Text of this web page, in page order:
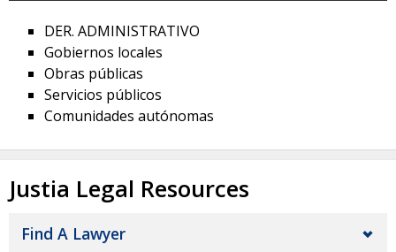
DER. ADMINISTRATIVO
Gobiernos locales
Obras públicas
Servicios públicos
Comunidades autónomas
Justia Legal Resources
Find A Lawyer